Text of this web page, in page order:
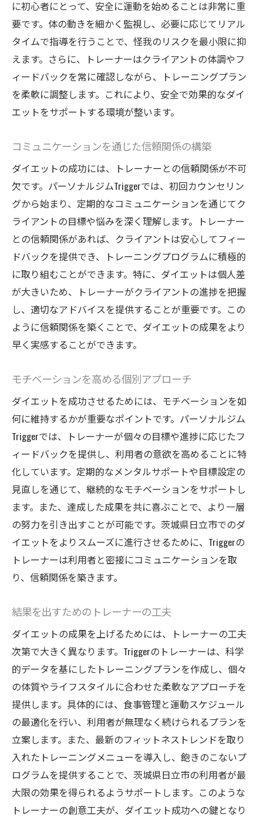
に初心者にとって、安全に運動を始めることは非常に重
要です。体の動きを細かく監視し、必要に応じてリアル
タイムで指導を行うことで、怪我のリスクを最小限に抑
えます。さらに、トレーナーはクライアントの体調やフ
ィードバックを常に確認しながら、トレーニングプラン
を柔軟に調整します。これにより、安全で効果的なダイ
エットをサポートする環境が整います。
コミュニケーションを通じた信頼関係の構築
ダイエットの成功には、トレーナーとの信頼関係が不可
欠です。パーソナルジムTriggerでは、初回カウンセリン
グから始まり、定期的なコミュニケーションを通じてク
ライアントの目標や悩みを深く理解します。トレーナー
との信頼関係があれば、クライアントは安心してフィー
ドバックを提供でき、トレーニングプログラムに積極的
に取り組むことができます。特に、ダイエットは個人差
が大きいため、トレーナーがクライアントの進捗を把握
し、適切なアドバイスを提供することが重要です。この
ように信頼関係を築くことで、ダイエットの成果をより
早く実感することができます。
モチベーションを高める個別アプローチ
ダイエットを成功させるためには、モチベーションを如
何に維持するかが重要なポイントです。パーソナルジム
Triggerでは、トレーナーが個々の目標や進捗に応じたフ
ィードバックを提供し、利用者の意欲を高めることに特
化しています。定期的なメンタルサポートや目標設定の
見直しを通じて、継続的なモチベーションをサポートし
ます。また、達成した成果を共に喜ぶことで、より一層
の努力を引き出すことが可能です。茨城県日立市でのダ
イエットをよりスムーズに進行させるために、Triggerの
トレーナーは利用者と密接にコミュニケーションを取
り、信頼関係を築きます。
結果を出すためのトレーナーの工夫
ダイエットの成果を上げるためには、トレーナーの工夫
次第で大きく異なります。Triggerのトレーナーは、科学
的データを基にしたトレーニングプランを作成し、個々
の体質やライフスタイルに合わせた柔軟なアプローチを
提供します。具体的には、食事管理と運動スケジュール
の最適化を行い、利用者が無理なく続けられるプランを
立案します。また、最新のフィットネストレンドを取り
入れたトレーニングメニューを導入し、飽きのこないプ
ログラムを提供することで、茨城県日立市の利用者が最
大限の効果を得られるようサポートします。このような
トレーナーの創意工夫が、ダイエット成功への鍵となり